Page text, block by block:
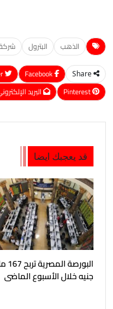
الذهب البترول
Share
Pinterest
البريد
قد يعجبك ايضا
جنيه خلال الأسبوع الماضى